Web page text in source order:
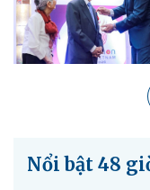
Nổi bật 48